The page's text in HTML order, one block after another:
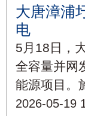
大唐漳浦
电
5月18日，
全容量并网
能源项目。
2026-05-19